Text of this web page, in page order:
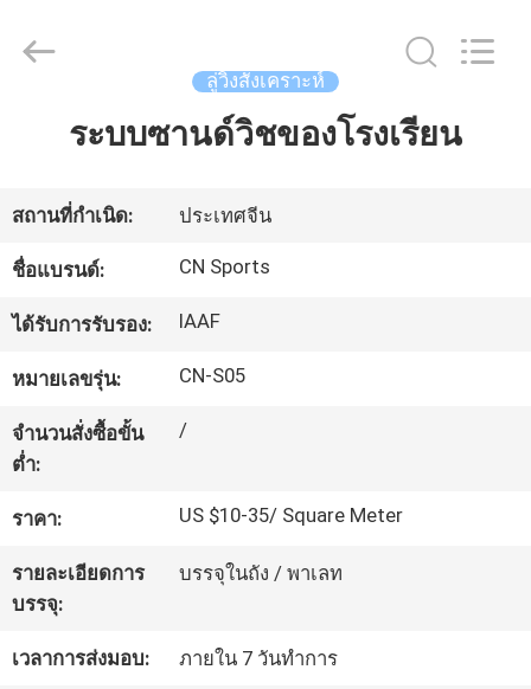
สินค้า
เกี่ยว
กับ
เรา
ทัวร์
โรงงาน
ควบคุม
Materials
ลู่วิ่งสังเคราะห์
ระบบซานด์วิชของโรงเรียน
สถานที่กำเนิด: ประเทศจีน
ชื่อแบรนด์: CN Sports
ได้รับการรับรอง: IAAF
หมายเลขรุ่น: CN-S05
จำนวนสั่งซื้อขั้น
ต่ำ:
/
ราคา: US $10-35/ Square Meter
รายละเอียดการ
บรรจุ:
บรรจุในถัง / พาเลท
เวลาการส่งมอบ: ภายใน 7 วันทำการ